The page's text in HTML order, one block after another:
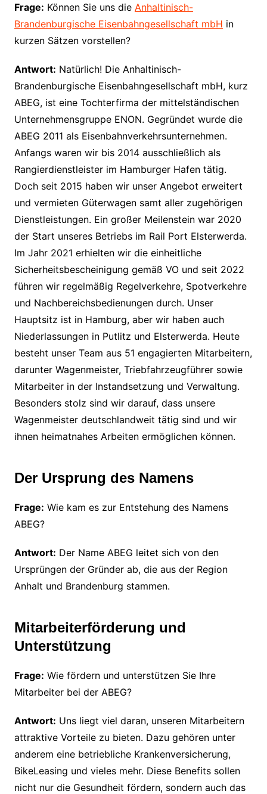
Frage: Können Sie uns die Anhaltinisch-
Brandenburgische Eisenbahngesellschaft mbH in
kurzen Sätzen vorstellen?
Antwort: Natürlich! Die Anhaltinisch-
Brandenburgische Eisenbahngesellschaft mbH, kurz
ABEG, ist eine Tochterfirma der mittelständischen
Unternehmensgruppe ENON. Gegründet wurde die
ABEG 2011 als Eisenbahnverkehrsunternehmen.
Anfangs waren wir bis 2014 ausschließlich als
Rangierdienstleister im Hamburger Hafen tätig.
Doch seit 2015 haben wir unser Angebot erweitert
und vermieten Güterwagen samt aller zugehörigen
Dienstleistungen. Ein großer Meilenstein war 2020
der Start unseres Betriebs im Rail Port Elsterwerda.
Im Jahr 2021 erhielten wir die einheitliche
Sicherheitsbescheinigung gemäß VO und seit 2022
führen wir regelmäßig Regelverkehre, Spotverkehre
und Nachbereichsbedienungen durch. Unser
Hauptsitz ist in Hamburg, aber wir haben auch
Niederlassungen in Putlitz und Elsterwerda. Heute
besteht unser Team aus 51 engagierten Mitarbeitern,
darunter Wagenmeister, Triebfahrzeugführer sowie
Mitarbeiter in der Instandsetzung und Verwaltung.
Besonders stolz sind wir darauf, dass unsere
Wagenmeister deutschlandweit tätig sind und wir
ihnen heimatnahes Arbeiten ermöglichen können.
Der Ursprung des Namens
Frage: Wie kam es zur Entstehung des Namens
ABEG?
Antwort: Der Name ABEG leitet sich von den
Ursprüngen der Gründer ab, die aus der Region
Anhalt und Brandenburg stammen.
Mitarbeiterförderung und
Unterstützung
Frage: Wie fördern und unterstützen Sie Ihre
Mitarbeiter bei der ABEG?
Antwort: Uns liegt viel daran, unseren Mitarbeitern
attraktive Vorteile zu bieten. Dazu gehören unter
anderem eine betriebliche Krankenversicherung,
BikeLeasing und vieles mehr. Diese Benefits sollen
nicht nur die Gesundheit fördern, sondern auch das